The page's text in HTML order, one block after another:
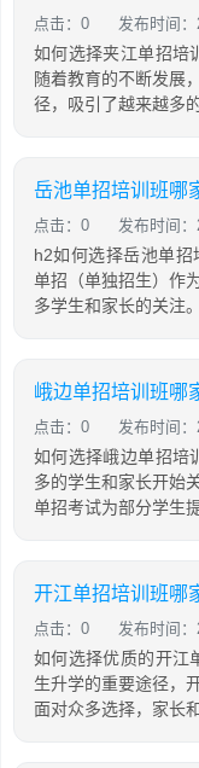
点击：0 发布时间
如何选择夹江单招培
随着教育的不断发展
径，吸引了越来越多
岳池单招培训班哪
点击：0 发布时间
h2如何选择岳池单招
单招（单独招生）作
多学生和家长的关注
峨边单招培训班哪
点击：0 发布时间
如何选择峨边单招培
多的学生和家长开始
单招考试为部分学生
点击：0 发布时间
如何选择优质的开江
生升学的重要途径，
面对众多选择，家长